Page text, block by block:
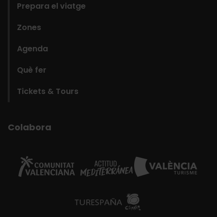
Prepara el viatge
Zones
Agenda
Què fer
Tickets & Tours
Colabora